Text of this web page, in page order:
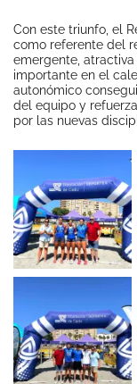
Con este triunfo, el
como referente del
emergente,
importante en el
autonómico
del equipo y
por las nuevas